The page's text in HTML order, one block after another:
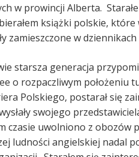
w prowincji Alberta.
książki polskie, które
zamieszczone w dziennikach
starsza generacja
o rozpaczliwym położeniu
Polskiego, postarał się
swojego
czasie uwolniono z
ludności angielskiej nadal